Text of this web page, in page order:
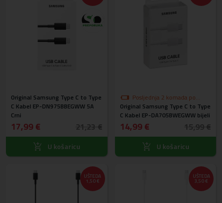
Original Samsung Type C to Type
C Kabel EP-DN975BBEGWW 5A
Crni
17,99 €
U košaricu
Posljednja 2 komada po
akcijskoj cijeni
Original Samsung Type C to Type
C Kabel EP-DA705BWEGWW bijeli
14,99 €
U košaricu
UŠTEDA
1,50 €
UŠTEDA
3,50 €